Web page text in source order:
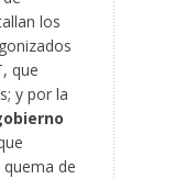
los
que
y por la
de